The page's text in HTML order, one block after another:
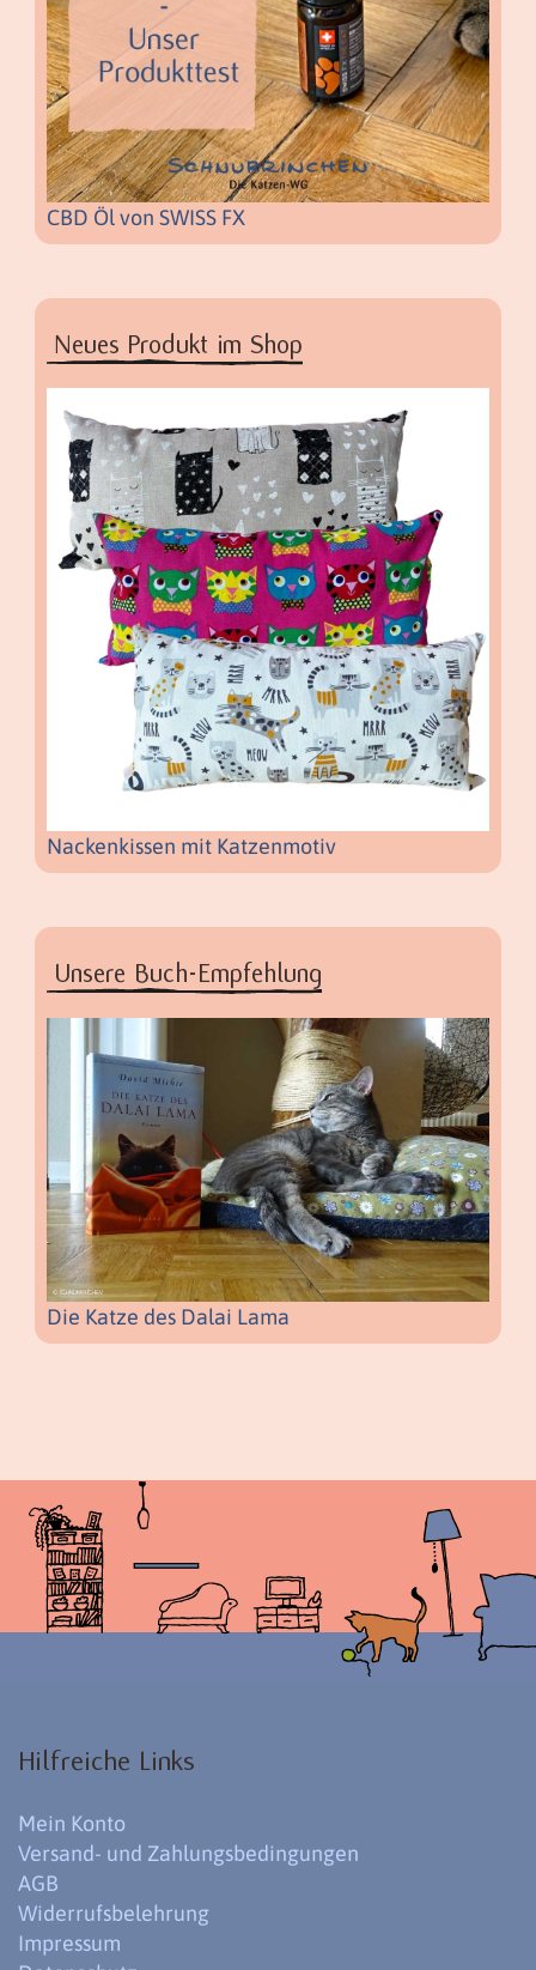
CBD Öl von SWISS FX
Neues Produkt im Shop
Nackenkissen mit Katzenmotiv
Unsere Buch-Empfehlung
Die Katze des Dalai Lama
Hilfreiche Links
Mein Konto
Versand- und Zahlungsbedingungen
AGB
Widerrufsbelehrung
Impressum